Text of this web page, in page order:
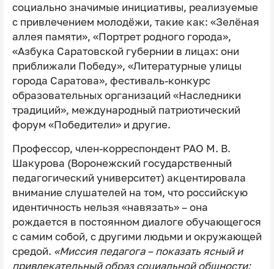
социально значимые инициативы, реализуемые
с привлечением молодёжи, такие как: «Зелёная
аллея памяти», «Портрет родного города»,
«Азбука Саратовской губернии в лицах: они
приближали Победу», «Литературные улицы
города Саратова», фестиваль-конкурс
образовательных организаций «Наследники
традиций», международный патриотический
форум «Победители» и другие.
Профессор, член-корреспондент РАО М. В.
Шакурова (Воронежский государственный
педагогический университет) акцентировала
внимание слушателей на том, что российскую
идентичность нельзя «навязать» – она
рождается в постоянном диалоге обучающегося
с самим собой, с другими людьми и окружающей
средой. «Миссия педагога – показать ясный и
привлекательный образ социальной общности: